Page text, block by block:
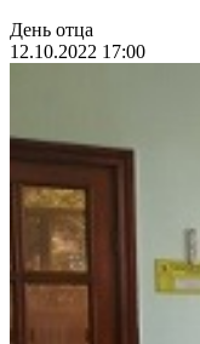
День отца
12.10.2022 17:00